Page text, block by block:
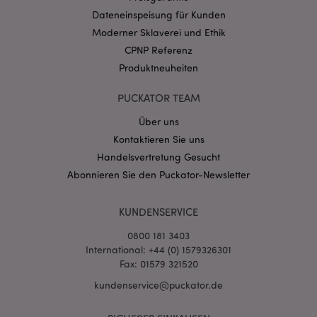
Dateneinspeisung für Kunden
Moderner Sklaverei und Ethik
CPNP Referenz
Produktneuheiten
PUCKATOR TEAM
Über uns
Kontaktieren Sie uns
Handelsvertretung Gesucht
Abonnieren Sie den Puckator-Newsletter
KUNDENSERVICE
0800 181 3403
International: +44 (0) 1579326301
Fax: 01579 321520
kundenservice@puckator.de
CookieScriptConsent
CookieScript
mage-cache-storage-section-